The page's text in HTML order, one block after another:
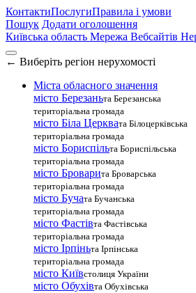
КонтактиПослугиПравила і умови
Пошук Додати оголошення
Київська область Мережа Вебсайтів
← Виберіть регіон нерухомості
Міста обласного значення
місто Березаньта Березанська
територіальна громада
місто Біла Церквата Білоцерківська
територіальна громада
місто Бориспільта Бориспільська
територіальна громада
місто Броварита Броварська
територіальна громада
місто Бучата Бучанська
територіальна громада
місто Фастівта Фастівська
територіальна громада
місто Ірпіньта Ірпінська
територіальна громада
місто Київстолиця України
місто Обухівта Обухівська